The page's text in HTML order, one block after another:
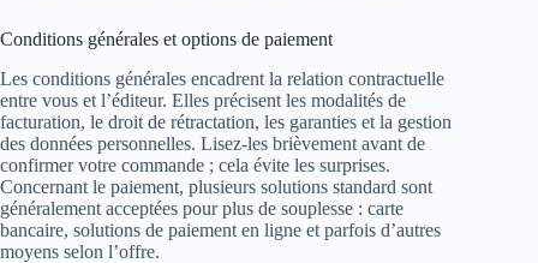
Conditions générales et options de paiement
Les conditions générales encadrent la relation contractuelle
entre vous et l’éditeur. Elles précisent les modalités de
facturation, le droit de rétractation, les garanties et la gestion
des données personnelles. Lisez-les brièvement avant de
confirmer votre commande ; cela évite les surprises.
Concernant le paiement, plusieurs solutions standard sont
généralement acceptées pour plus de souplesse : carte
bancaire, solutions de paiement en ligne et parfois d’autres
moyens selon l’offre.